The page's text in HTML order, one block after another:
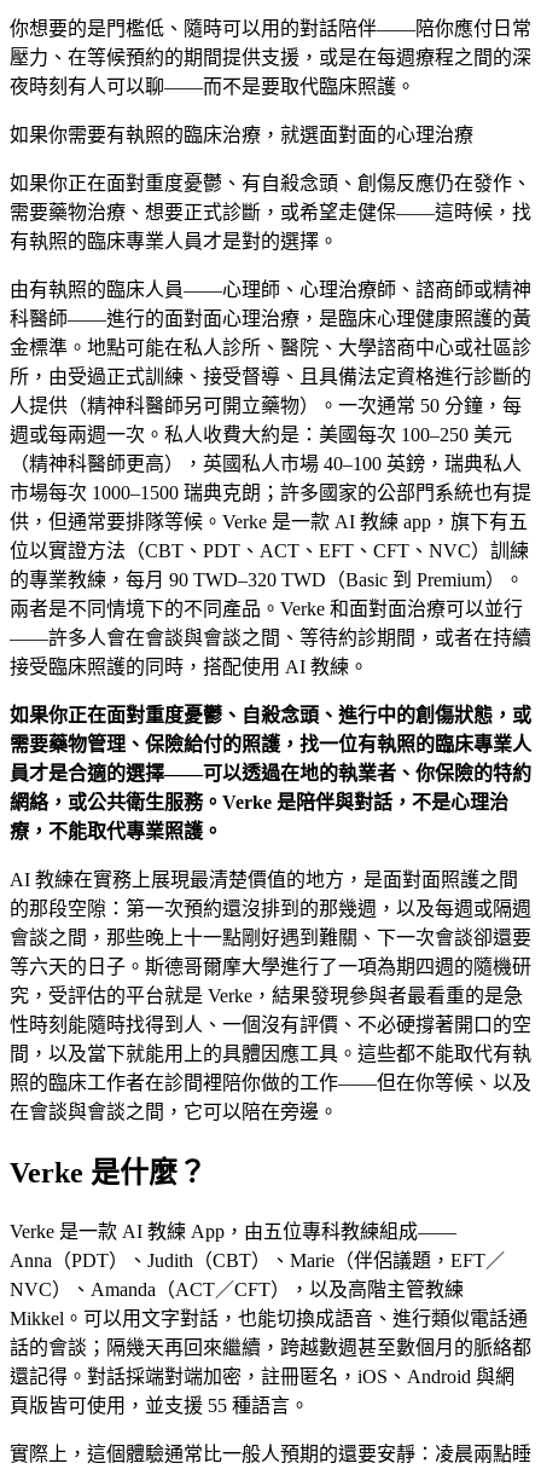
你想要的是門檻低、隨時可以用的對話陪伴——陪你應付日常
壓力、在等候預約的期間提供支援，或是在每週療程之間的深
夜時刻有人可以聊——而不是要取代臨床照護。
如果你需要有執照的臨床治療，就選面對面的心理治療
如果你正在面對重度憂鬱、有自殺念頭、創傷反應仍在發作、
需要藥物治療、想要正式診斷，或希望走健保——這時候，找
有執照的臨床專業人員才是對的選擇。
由有執照的臨床人員——心理師、心理治療師、諮商師或精神
科醫師——進行的面對面心理治療，是臨床心理健康照護的黃
金標準。地點可能在私人診所、醫院、大學諮商中心或社區診
所，由受過正式訓練、接受督導、且具備法定資格進行診斷的
人提供（精神科醫師另可開立藥物）。一次通常 50 分鐘，每
週或每兩週一次。私人收費大約是：美國每次 100–250 美元
（精神科醫師更高），英國私人市場 40–100 英鎊 ，瑞典私人
市場每次 1000–1500 瑞典克朗 ；許多國家的公部門系統也有提
供，但通常要排隊等候。Verke 是一款 AI 教練 app，旗下有五
位以實證方法（CBT、PDT、ACT、EFT、CFT、NVC）訓練
的專業教練，每月 90 TWD–320 TWD （Basic 到 Premium）。
兩者是不同情境下的不同產品。Verke 和面對面治療可以並行
——許多人會在會談與會談之間、等待約診期間，或者在持續
接受臨床照護的同時，搭配使用 AI 教練。
如果你正在面對重度憂鬱、自殺念頭、進行中的創傷狀態，或
需要藥物管理、保險給付的照護，找一位有執照的臨床專業人
員才是合適的選擇——可以透過在地的執業者、你保險的特約
網絡，或公共衛生服務。Verke 是陪伴與對話，不是心理治
療，不能取代專業照護。
AI 教練在實務上展現最清楚價值的地方，是面對面照護之間
的那段空隙：第一次預約還沒排到的那幾週，以及每週或隔週
會談之間，那些晚上十一點剛好遇到難關、下一次會談卻還要
等六天的日子。斯德哥爾摩大學進行了一項為期四週的隨機研
究，受評估的平台就是 Verke，結果發現參與者最看重的是急
性時刻能隨時找得到人、一個沒有評價、不必硬撐著開口的空
間，以及當下就能用上的具體因應工具。這些都不能取代有執
照的臨床工作者在診間裡陪你做的工作——但在你等候、以及
在會談與會談之間，它可以陪在旁邊。
Verke 是什麼？
Verke 是一款 AI 教練 App，由五位專科教練組成——
Anna（PDT）、Judith（CBT）、Marie（伴侶議題，EFT／
NVC）、Amanda（ACT／CFT），以及高階主管教練
Mikkel。可以用文字對話，也能切換成語音、進行類似電話通
話的會談；隔幾天再回來繼續，跨越數週甚至數個月的脈絡都
還記得。對話採端對端加密，註冊匿名，iOS、Android 與網
頁版皆可使用，並支援 55 種語言。
實際上，這個體驗通常比一般人預期的還要安靜：凌晨兩點睡